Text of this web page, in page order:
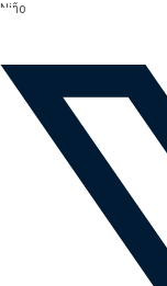
Niño